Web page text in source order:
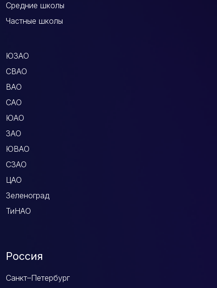
Средние школы
Частные школы
ЮЗАО
СВАО
ВАО
САО
ЮАО
ЗАО
ЮВАО
СЗАО
ЦАО
Зеленоград
ТиНАО
Россия
Санкт–Петербург